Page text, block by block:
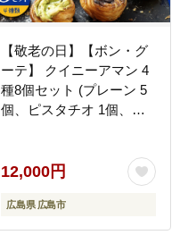
【敬老の日】【ボン・グ
ーテ】 クイニーアマン 4
種8個セット (プレーン 5
個、ピスタチオ 1個、チ
1個) ＜国産発酵バター
12,000円
広島県 広島市